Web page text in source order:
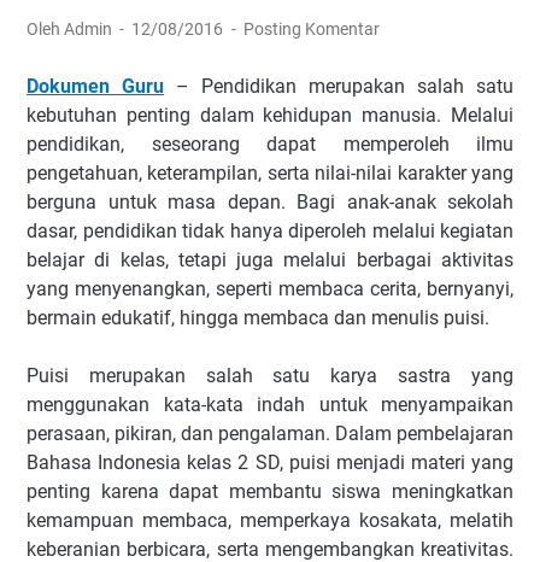
Oleh Admin 12/08/2016 Posting Komentar
Dokumen Guru – Pendidikan merupakan salah satu
kebutuhan penting dalam kehidupan manusia. Melalui
pendidikan, seseorang dapat memperoleh ilmu
pengetahuan, keterampilan, serta nilai-nilai karakter yang
berguna untuk masa depan. Bagi anak-anak sekolah
dasar, pendidikan tidak hanya diperoleh melalui kegiatan
belajar di kelas, tetapi juga melalui berbagai aktivitas
yang menyenangkan, seperti membaca cerita, bernyanyi,
bermain edukatif, hingga membaca dan menulis puisi.
Puisi merupakan salah satu karya sastra yang
menggunakan kata-kata indah untuk menyampaikan
perasaan, pikiran, dan pengalaman. Dalam pembelajaran
Bahasa Indonesia kelas 2 SD, puisi menjadi materi yang
penting karena dapat membantu siswa meningkatkan
kemampuan membaca, memperkaya kosakata, melatih
keberanian berbicara, serta mengembangkan kreativitas.